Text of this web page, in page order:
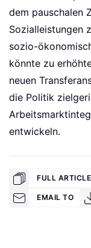
dem pauschalen
Sozialleistungen
sozio-
könnte zu
neuen
die Politik
entwickeln.
FULL ARTICLE
EMAIL TO